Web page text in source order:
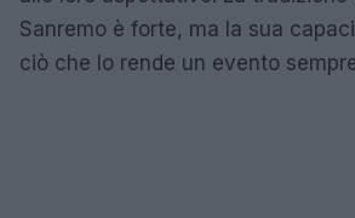
Sanremo è forte, ma la sua
ciò che lo rende un evento